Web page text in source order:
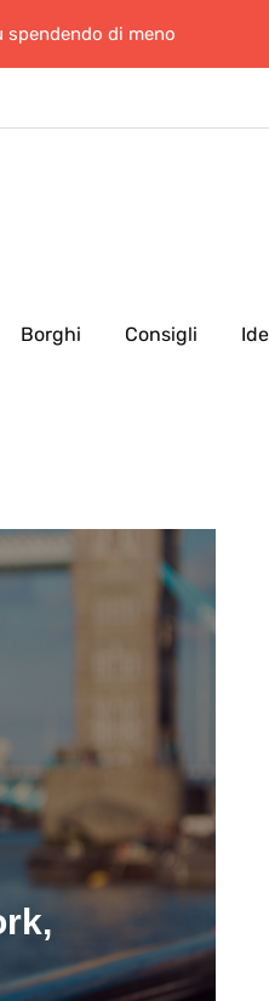
spendendo di meno
Borghi Consigli